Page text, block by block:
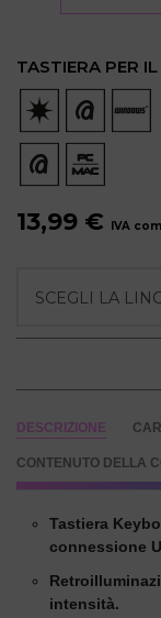
TASTIERA PER
13,99 € IVA
DESCRIZIONE
CONTENUTO DELLA
Tastiera
connessione
intensità.